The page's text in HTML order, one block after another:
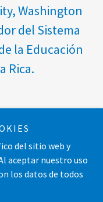
Washington
del Sistema
la Educación
Rica.
los derechos
del sitio web y
aceptar nuestro uso
los datos de todos